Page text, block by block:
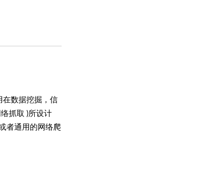
在数据挖掘，信
抓取 )所设计
者通用的网络爬